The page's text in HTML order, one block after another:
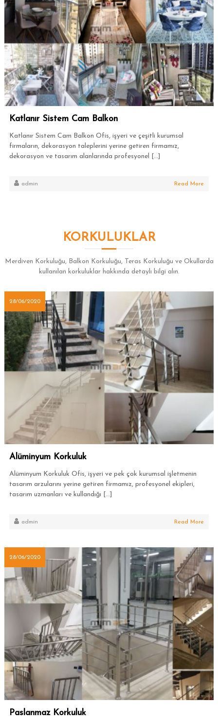
Katlanır Sistem Cam Balkon
Katlanır Sistem Cam Balkon Ofis, işyeri ve çeşitli kurumsal
firmaların, dekorasyon taleplerini yerine getiren firmamız,
dekorasyon ve tasarım alanlarında profesyonel […]
admin Read More
KORKULUKLAR
Merdiven Korkuluğu, Balkon Korkuluğu, Teras Korkuluğu ve Okullarda
kullanılan korkuluklar hakkında detaylı bilgi alın.
28/06/2020
Alüminyum Korkuluk
Alüminyum Korkuluk Ofis, işyeri ve pek çok kurumsal işletmenin
tasarım arzularını yerine getiren firmamız, profesyonel ekipleri,
tasarım uzmanları ve kullandığı […]
admin Read More
28/06/2020
Paslanmaz Korkuluk